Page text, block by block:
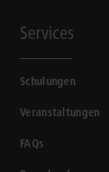
Services
Schulungen
Veranstaltungen
FAQs